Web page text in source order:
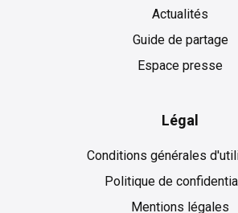
Actualités
Guide de partage
Espace presse
Légal
Conditions générales
Politique de
Mentions légales